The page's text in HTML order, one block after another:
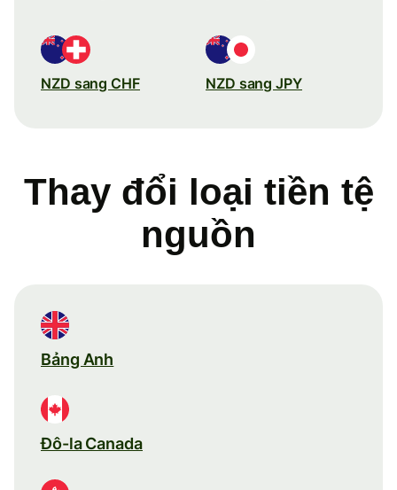
NZD sang CHF NZD sang JPY
Thay đổi loại tiền tệ
nguồn
Bảng Anh
Đô-la Canada